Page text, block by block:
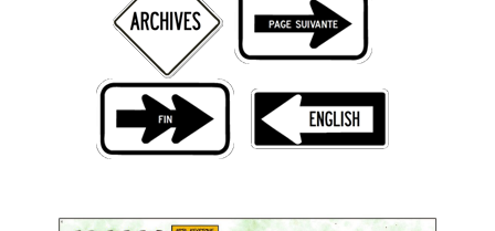
Figurines
Entrevues
Blogue